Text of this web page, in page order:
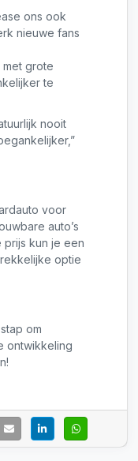
ons ook
nieuwe fans
grote
te
nooit
voor
auto’s
kun je een
optie
om
ontwikkeling